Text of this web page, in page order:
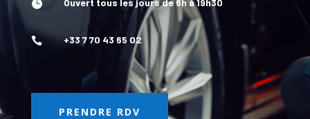

 +33 7 70 43 65 02
PRENDRE RDV